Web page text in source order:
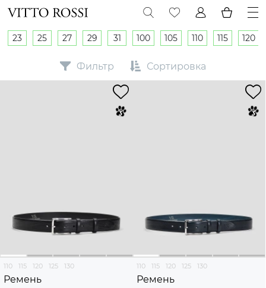
23 25 27 29 31 100 105 110 115 120
Фильтр Сортировка
110 115 120 125 130
Ремень
110 115 120 125 130
Ремень